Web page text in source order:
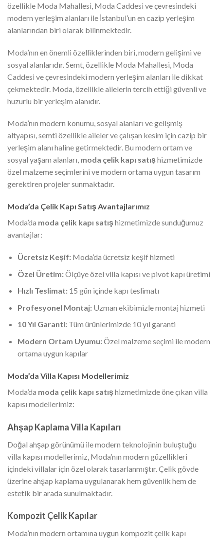
özellikle Moda Mahallesi, Moda Caddesi ve çevresindeki
modern yerleşim alanları ile İstanbul’un en cazip yerleşim
alanlarından biri olarak bilinmektedir.
Moda’nın en önemli özelliklerinden biri, modern gelişimi ve
sosyal alanlarıdır. Semt, özellikle Moda Mahallesi, Moda
Caddesi ve çevresindeki modern yerleşim alanları ile dikkat
çekmektedir. Moda, özellikle ailelerin tercih ettiği güvenli ve
huzurlu bir yerleşim alanıdır.
Moda’nın modern konumu, sosyal alanları ve gelişmiş
altyapısı, semti özellikle aileler ve çalışan kesim için cazip bir
yerleşim alanı haline getirmektedir. Bu modern ortam ve
sosyal yaşam alanları, moda çelik kapı satışhizmetimizde
özel malzeme seçimlerini ve modern ortama uygun tasarım
gerektiren projeler sunmaktadır.
Moda’da Çelik Kapı Satış Avantajlarımız
Moda’da moda çelik kapı satışhizmetimizde sunduğumuz
avantajlar:
Ücretsiz Keşif:Moda’da ücretsiz keşif hizmeti
Özel Üretim:Ölçüye özel villa kapısı ve pivot kapı üretimi
Hızlı Teslimat:15 gün içinde kapı teslimatı
Profesyonel Montaj:Uzman ekibimizle montaj hizmeti
10 Yıl Garanti:Tüm ürünlerimizde 10 yıl garanti
Modern Ortam Uyumu:Özel malzeme seçimi ile modern
ortama uygun kapılar
Moda’da Villa Kapısı Modellerimiz
Moda’da moda çelik kapı satışhizmetimizde öne çıkan villa
kapısı modellerimiz:
Ahşap Kaplama Villa Kapıları
Doğal ahşap görünümü ile modern teknolojinin buluştuğu
villa kapısı modellerimiz, Moda’nın modern güzellikleri
içindeki villalar için özel olarak tasarlanmıştır. Çelik gövde
üzerine ahşap kaplama uygulanarak hem güvenlik hem de
estetik bir arada sunulmaktadır.
Kompozit Çelik Kapılar
Moda’nın modern ortamına uygun kompozit çelik kapı